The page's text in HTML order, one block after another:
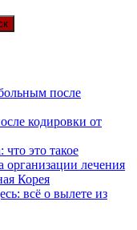
после
кодировки от
что это такое
лечения
Корея
всё о вылете из